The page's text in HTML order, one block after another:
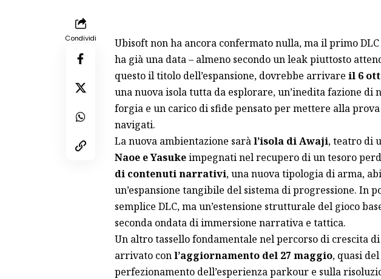
Condividi Ubisoft non ha ancora confermato nulla, ma il primo
ha già una data – almeno secondo un leak piuttosto
questo il titolo dell’espansione, dovrebbe arrivare il 6
una nuova isola tutta da esplorare, un’inedita fazione di
forgia e un carico di sfide pensato per mettere alla
navigati.
La nuova ambientazione saràl’isola di Awaji, teatro di
Naoe e Yasukeimpegnati nel recupero di un tesoro
di contenuti narrativi, una nuova tipologia di arma,
un’espansione tangibile del sistema di progressione. In
semplice DLC, ma un’estensione strutturale del gioco
seconda ondata di immersione narrativa e tattica.
Un altro tassello fondamentale nel percorso di crescita
arrivato conl’aggiornamento del 27 maggio, quasi
perfezionamento dell’esperienza parkour e sulla